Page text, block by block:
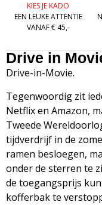
KIES JE KADO
EEN LEUKE ATTENTIE
VANAF € 45,-
Drive in
Drive-in-Movie.
Tegenwoordig zit
Netflix en Amazon,
Tweede
tijdverdrijf in de
ramen besloegen,
onder de sterren te
de toegangsprijs
kofferbak te